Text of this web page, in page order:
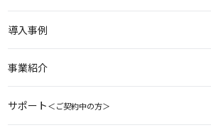
導入事例
事業紹介
サポート＜ご契約中の方＞